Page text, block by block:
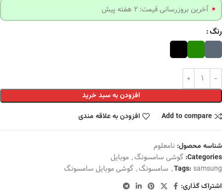
آخرین بروزرسانی قیمت: 2 هفته پیش
رنگ
افزودن به سبد خرید
Add to compare
افزودن به علاقه مندی
شناسه محصول: نامعلوم
Categories: گوشی سامسونگ, موبایل
Tags: samsung
, سامسونگ, گوشی موبایل سامسونگ
اشتراک گذاری: